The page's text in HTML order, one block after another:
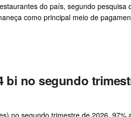
do país, segundo pesquisa
como principal meio de
bi no segundo
no segundo trimestre de 2026, 97%